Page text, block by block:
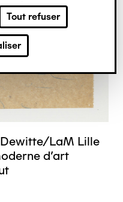
Tout refuser
LaM Lille
d’art